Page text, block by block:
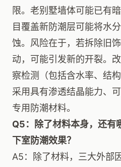
限。老别墅墙体可能已有
目覆盖新防潮层可能将水
蚀。风险在于，若拆除旧
动，可能引发新的开裂。
察检测（包括含水率、结
采用具有渗透结晶能力、
专用防潮材料。
Q5：除了材料本身，还有
下室防潮效果？
A5：除了材料，三大外部